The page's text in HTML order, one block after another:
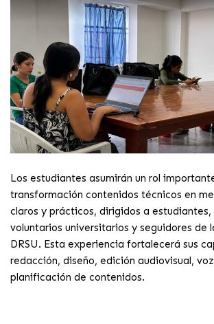
Los estudiantes asumirán un rol
transformación contenidos técnicos en
claros y prácticos, dirigidos a estudiantes,
voluntarios universitarios y seguidores de
DRSU. Esta experiencia fortalecerá sus
redacción, diseño, edición audiovisual,
planificación de contenidos.